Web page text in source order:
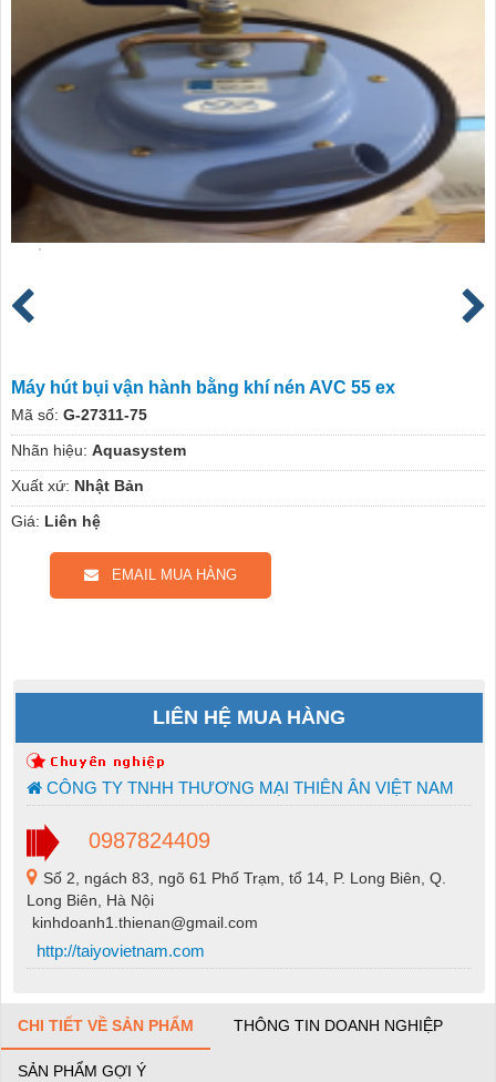
Máy hút bụi vận hành bằng khí nén AVC 55 ex
Mã số: G-27311-75
Nhãn hiệu: Aquasystem
Xuất xứ: Nhật Bản
Giá: Liên hệ
EMAIL MUA HÀNG
LIÊN HỆ MUA HÀNG
CÔNG TY TNHH THƯƠNG MẠI THIÊN ÂN VIỆT NAM
0987824409
Số 2, ngách 83, ngõ 61 Phố Trạm, tổ 14, P. Long Biên, Q.
Long Biên, Hà Nội
kinhdoanh1.thienan@gmail.com
http://taiyovietnam.com
CHI TIẾT VỀ SẢN PHẨM THÔNG TIN DOANH NGHIỆP
SẢN PHẨM GỢI Ý